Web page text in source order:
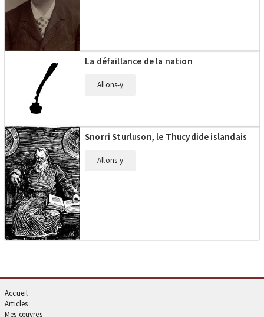
La défaillance de la nation
Allons-y
Snorri Sturluson, le Thucydide islandais
Allons-y
Accueil
Articles
Mes œuvres